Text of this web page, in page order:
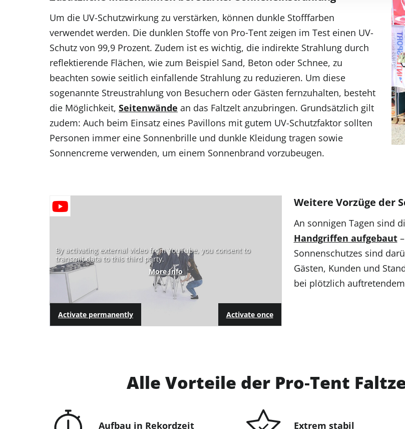
Um die UV-Schutzwirkung zu verstärken, können dunkle Stofffarben
verwendet werden. Die dunklen Stoffe von Pro‑Tent zeigen im Test einen UV-
Schutz von 99,9 Prozent. Zudem ist es wichtig, die indirekte Strahlung durch
reflektierende Flächen, wie zum Beispiel Sand, Beton oder Schnee, zu
beachten sowie seitlich einfallende Strahlung zu reduzieren. Um diese
sogenannte Streustrahlung von Besuchern oder Gästen fernzuhalten, besteht
die Möglichkeit, Seitenwände an das Faltzelt anzubringen. Grundsätzlich gilt
zudem: Auch beim Einsatz eines Pavillons mit gutem UV-Schutzfaktor sollten
Personen immer eine Sonnenbrille und dunkle Kleidung tragen sowie
Sonnencreme verwenden, um einem Sonnenbrand vorzubeugen.
By activating external video from YouTube, you consent to
transmit data to this third party.
More Info
Activate once
Activate permanently
Weitere Vorzüge der
An sonnigen Tagen sind
Handgriffen aufgebaut–
Sonnenschutzes sind
Gästen, Kunden und
bei plötzlich
Alle Vorteile der Pro‑Tent
Aufbau in Rekordzeit Extrem stabil